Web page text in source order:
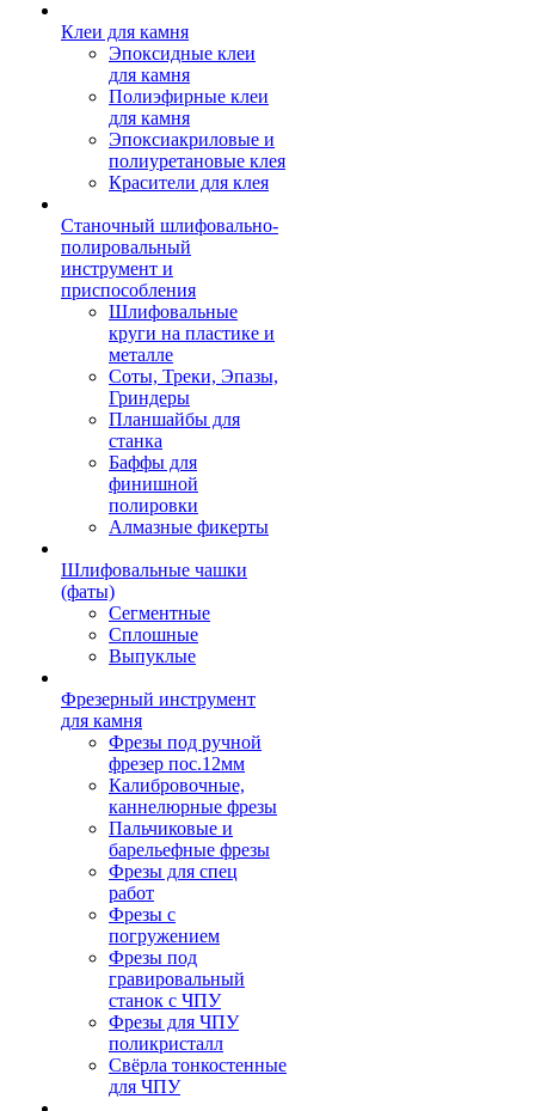
Клеи для камня
Эпоксидные клеи
для камня
Полиэфирные клеи
для камня
Эпоксиакриловые и
полиуретановые клея
Красители для клея
Станочный шлифовально-
полировальный
инструмент и
приспособления
Шлифовальные
круги на пластике и
металле
Соты, Треки, Эпазы,
Гриндеры
Планшайбы для
станка
Баффы для
финишной
полировки
Алмазные фикерты
Шлифовальные чашки
(фаты)
Сегментные
Сплошные
Выпуклые
Фрезерный инструмент
для камня
Фрезы под ручной
фрезер пос.12мм
Калибровочные,
каннелюрные фрезы
Пальчиковые и
барельефные фрезы
Фрезы для спец
работ
Фрезы с
погружением
Фрезы под
гравировальный
станок с ЧПУ
Фрезы для ЧПУ
поликристалл
Свёрла тонкостенные
для ЧПУ